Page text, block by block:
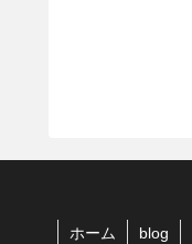
ホーム blog